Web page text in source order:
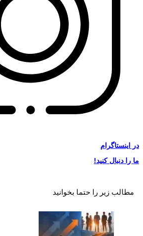
در
اینستاگرام
ما را دنبال کنید!
مطالب زیر را حتما بخوانید